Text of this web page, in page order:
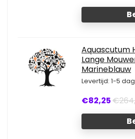
Aquascutum
Lange
Marineblauw
Levertijd: 1-5
€82,25